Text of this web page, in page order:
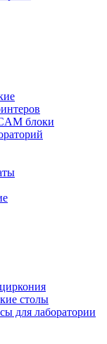
блоки
столы
для лаборатории